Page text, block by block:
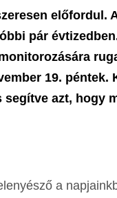
előfordul.
pár
19. péntek.
azt, hogy
a